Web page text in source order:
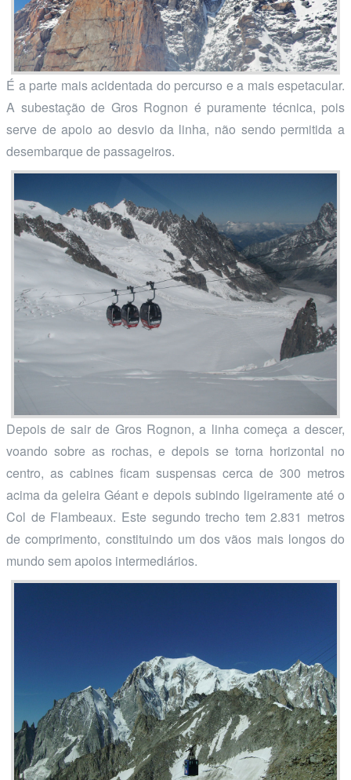
É a parte mais acidentada do percurso e a mais espetacular.
A subestação de Gros Rognon é puramente técnica, pois
serve de apoio ao desvio da linha, não sendo permitida a
desembarque de passageiros.
Depois de sair de Gros Rognon, a linha começa a descer,
voando sobre as rochas, e depois se torna horizontal no
centro, as cabines ficam suspensas cerca de 300 metros
acima da geleira Géant e depois subindo ligeiramente até o
Col de Flambeaux. Este segundo trecho tem 2.831 metros
de comprimento, constituindo um dos vãos mais longos do
mundo sem apoios intermediários.